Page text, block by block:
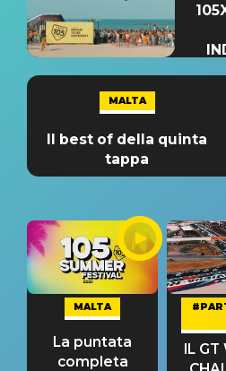
MALTA
Il best of della quinta
tappa
MALTA
La puntata
completa
IL GT